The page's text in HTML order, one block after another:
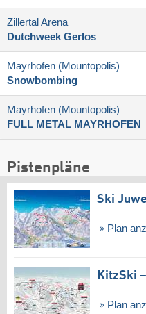
Zillertal Arena
Dutchweek Gerlos
Mayrhofen (Mountopolis)
Snowbombing
Mayrhofen (Mountopolis)
FULL METAL MAYRHOFEN
Pistenpläne
Ski
Plan
KitzSki
Plan